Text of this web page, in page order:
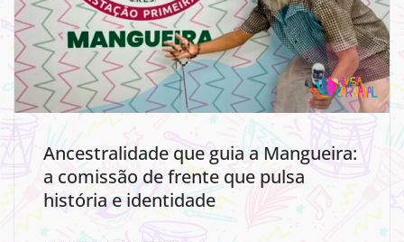
Ancestralidade que guia a Mangueira:
a comissão de frente que pulsa
história e identidade